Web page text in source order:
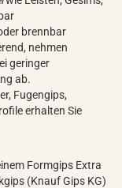
brennbar
nehmen
geringer
ab.
Fugengips,
erhalten Sie
Formgips Extra
(Knauf Gips KG)